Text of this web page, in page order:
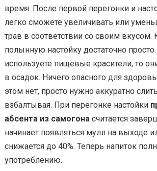
время. После первой перегонки и
легко сможете увеличивать или
трав в соответствии со своим вкусом.
полынную настойку достаточно
используете пищевые красители, то
в осадок. Ничего опасного для
этом нет, просто нужно аккуратно
взбалтывая. При перегонке настойки
абсента из самогонасчитается
начинает появляться мулл на выходе
снижается до 40%. Теперь напиток
употреблению.